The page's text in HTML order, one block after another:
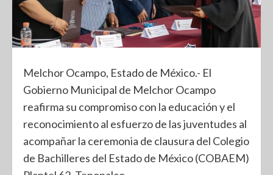
Melchor Ocampo, Estado de México.- El
Gobierno Municipal de Melchor Ocampo
reafirma su compromiso con la educación y el
reconocimiento al esfuerzo de las juventudes al
acompañar la ceremonia de clausura del Colegio
de Bachilleres del Estado de México (COBAEM)